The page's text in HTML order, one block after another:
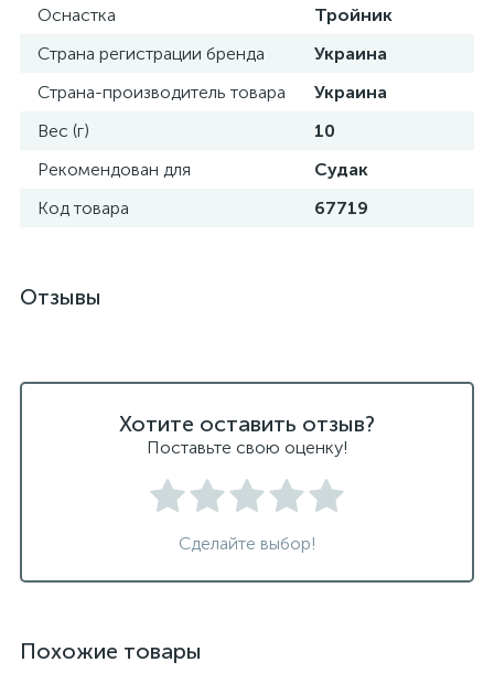
Оснастка
Тройник
Страна регистрации бренда
Украина
Страна-производитель товара
Украина
Вес (г)
10
Рекомендован для
Судак
Код товара
67719
Отзывы
Хотите оставить отзыв?
Поставьте свою оценку!
Сделайте выбор!
Похожие товары